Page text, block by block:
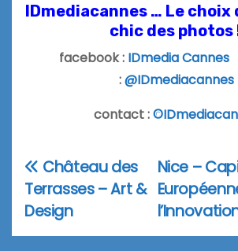
IDmediacannes … Le choix
chic des photos
facebook : IDmedia Cannes
:@IDmediacannes
contact :
Navigation
de
l’article
Nice –
Château des
Terrasses – Art &
Design